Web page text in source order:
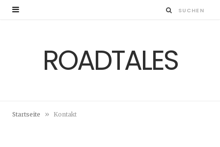
ROADTALES
Startseite » Kontakt